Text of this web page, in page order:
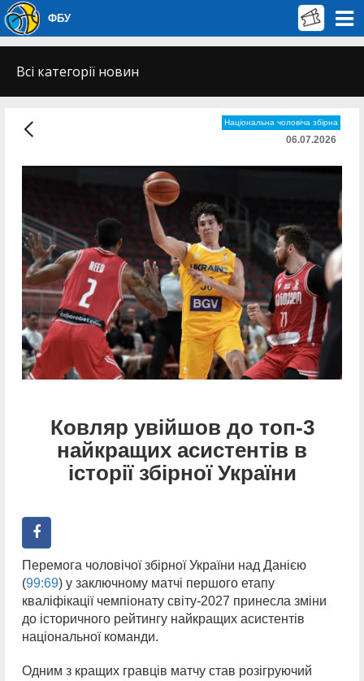
ФБУ
Всі категорії новин
Національна чоловіча збірна
06.07.2026
Ковляр увійшов до топ-3
найкращих асистентів в
історії збірної України
Перемога чоловічої збірної України над Данією
(99:69) у заключному матчі першого етапу
кваліфікації чемпіонату світу-2027 принесла зміни
до історичного рейтингу найкращих асистентів
національної команди.
Одним з кращих гравців матчу став розігруючий